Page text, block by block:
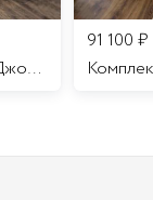
Комплект мягкой мебели Джоконда
91 100 ₽